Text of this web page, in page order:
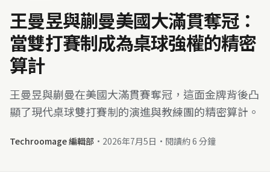
王曼昱與蒯曼美國大滿貫奪冠：
當雙打賽制成為桌球強權的精密
算計
王曼昱與蒯曼在美國大滿貫賽奪冠，這面金牌背後凸
顯了現代桌球雙打賽制的演進與教練團的精密算計。
Techroomage 編輯部 · 2026年7月5日 · 閱讀約 6 分鐘